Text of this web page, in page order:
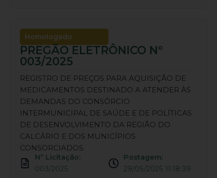
Homologado
PREGÃO ELETRÔNICO Nº
003/2025
REGISTRO DE PREÇOS PARA AQUISIÇÃO DE
MEDICAMENTOS DESTINADO A ATENDER ÀS
DEMANDAS DO CONSÓRCIO
INTERMUNICIPAL DE SAÚDE E DE POLÍTICAS
DE DESENVOLVIMENTO DA REGIÃO DO
CALCÁRIO E DOS MUNICÍPIOS
CONSORCIADOS.
Nº Licitação:
003/2025
Postagem:
29/05/2025 11:18:39